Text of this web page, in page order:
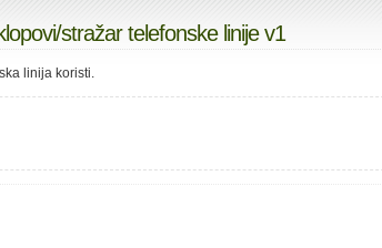
/stražar telefonske linije v1
linija koristi.